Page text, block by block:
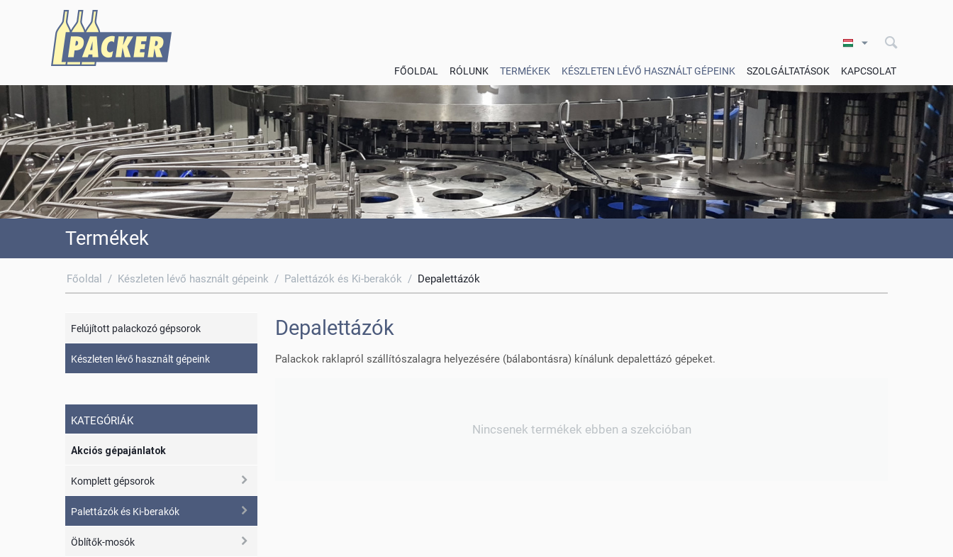
FŐOLDAL RÓLUNK TERMÉKEK KÉSZLETEN LÉVŐ HASZNÁLT GÉPEINK SZOLGÁLTATÁSOK KAPCSOLAT
Termékek
Főoldal / Készleten lévő használt gépeink / Palettázók és Ki-berakók / Depalettázók
Felújított palackozó gépsorok
Készleten lévő használt gépeink
KATEGÓRIÁK
Akciós gépajánlatok
Komplett gépsorok
Palettázók és Ki-berakók
Öblítők-mosók
Depalettázók
Palackok raklapról szállítószalagra helyezésére (bálabontásra) kínálunk depalettázó gépeket.
Nincsenek termékek ebben a szekcióban